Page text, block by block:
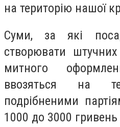
на територію нашої
Суми, за які
створювати
митного
ввозяться на
подрібненими
1000 до 3000 гривень